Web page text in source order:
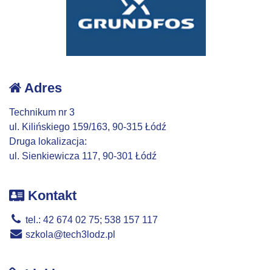
Adres
Technikum nr 3
ul. Kilińskiego 159/163, 90-315 Łódź
Druga lokalizacja:
ul. Sienkiewicza 117, 90-301 Łódź
Kontakt
tel.: 42 674 02 75; 538 157 117
szkola@tech3lodz.pl